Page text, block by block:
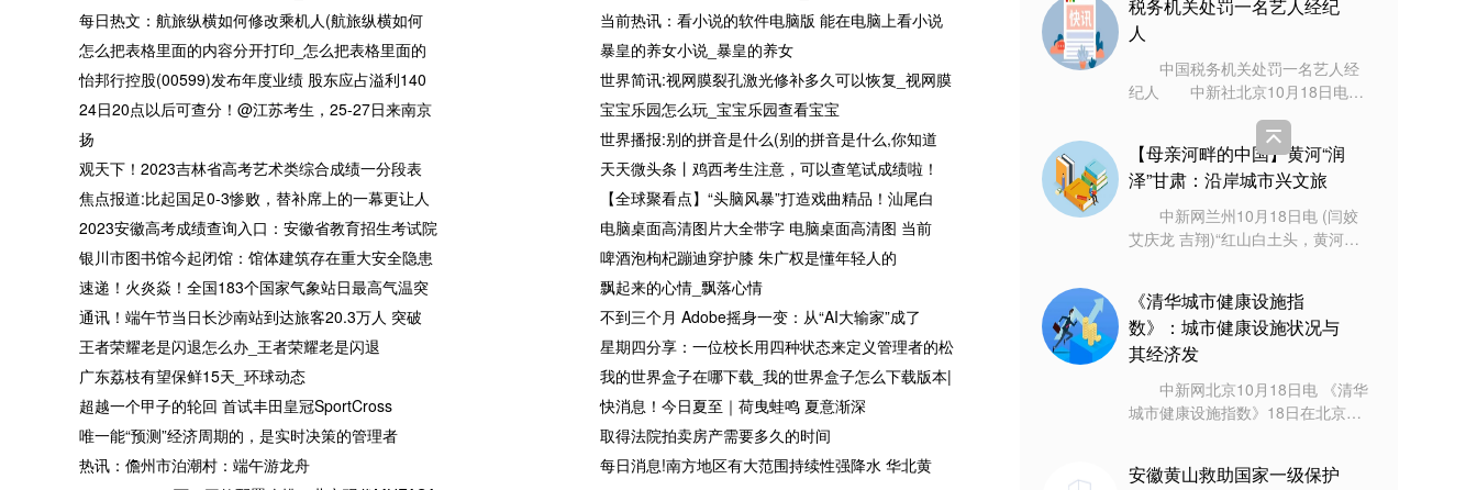
开 每日报道
港元 同比增加18.32% 拟派发
末期股息每股0.5港仙
报高招咨询会
焦点报道:比起国足0-3惨败，
替补席上的一幕更让人寒心，
只有董路能解释！
2023安徽高考成绩查询入口：
安徽省教育招生考试院成绩查
询系统 每日资讯
银川市图书馆今起闭馆：馆体
建筑存在重大安全隐患
速递！火炎焱！全国183个国
家气象站日最高气温突破月极
值
通讯！端午节当日长沙南站到
达旅客20.3万人 突破历史最高
记录
王者荣耀老是闪退怎么办_王
广东荔枝有望保鲜15天_环球
超越一个甲子的轮回 首试丰田
皇冠SportCross
每日热文：航旅纵横如何修改乘机人(航旅纵横如何
怎么把表格里面的内容分开打印_怎么把表格里面的
怡邦行控股(00599)发布年度业绩 股东应占溢利140
24日20点以后可查分！@江苏考生，25-27日来南京
扬
观天下！2023吉林省高考艺术类综合成绩一分段表
焦点报道:比起国足0-3惨败，替补席上的一幕更让人
2023安徽高考成绩查询入口：安徽省教育招生考试院
银川市图书馆今起闭馆：馆体建筑存在重大安全隐患
速递！火炎焱！全国183个国家气象站日最高气温突
通讯！端午节当日长沙南站到达旅客20.3万人 突破
王者荣耀老是闪退怎么办_王者荣耀老是闪退
广东荔枝有望保鲜15天_环球动态
超越一个甲子的轮回 首试丰田皇冠SportCross
唯一能“预测”经济周期的，是实时决策的管理者
热讯：儋州市泊潮村：端午游龙舟
当前热讯：看小说的软件电脑版 能在电脑上看小说
暴皇的养女小说_暴皇的养女
世界简讯:视网膜裂孔激光修补多久可以恢复_视网膜
宝宝乐园怎么玩_宝宝乐园查看宝宝
世界播报:别的拼音是什么(别的拼音是什么,你知道
天天微头条丨鸡西考生注意，可以查笔试成绩啦！
【全球聚看点】“头脑风暴”打造戏曲精品！汕尾白
电脑桌面高清图片大全带字 电脑桌面高清图 当前
啤酒泡枸杞蹦迪穿护膝 朱广权是懂年轻人的
飘起来的心情_飘落心情
不到三个月 Adobe摇身一变：从“AI大输家”成了
星期四分享：一位校长用四种状态来定义管理者的松
我的世界盒子在哪下载_我的世界盒子怎么下载版本|
快消息！今日夏至｜荷曳蛙鸣 夏意渐深
取得法院拍卖房产需要多久的时间
每日消息!南方地区有大范围持续性强降水 华北黄
环湖游
税务机关处罚一名艺人经纪
人
中国税务机关处罚一名艺人经
纪人 中新社北京10月18日电
(记者 赵建华)上海市税务局第一稽
查局前期在艺人郑爽偷逃税案件检
查过程中
【母亲河畔的中国】黄河“润
泽”甘肃：沿岸城市兴文旅
中新网兰州10月18日电 (闫姣
艾庆龙 吉翔)“红山白土头，黄河向
西
《清华城市健康设施指
数》：城市健康设施状况与
其经济发
中新网北京10月18日电 《清华
城市健康设施指数》18日在北京发
海城市
安徽黄山救助国家一级保护